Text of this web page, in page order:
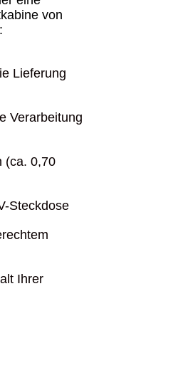
von
Lieferung
Verarbeitung
(ca. 0,70
Steckdose
Ihrer